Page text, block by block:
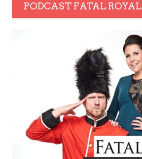
PODCAST FATAL ROYAL